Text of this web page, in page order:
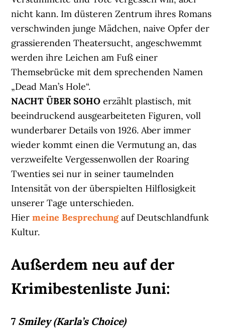
nicht kann. Im düsteren Zentrum ihres Romans
verschwinden junge Mädchen, naive Opfer der
grassierenden Theatersucht, angeschwemmt
werden ihre Leichen am Fuß einer
Themsebrücke mit dem sprechenden Namen
„Dead Man’s Hole“.
NACHT ÜBER SOHO erzählt plastisch, mit
beeindruckend ausgearbeiteten Figuren, voll
wunderbarer Details von 1926. Aber immer
wieder kommt einen die Vermutung an, das
verzweifelte Vergessenwollen der Roaring
Twenties sei nur in seiner taumelnden
Intensität von der überspielten Hilflosigkeit
unserer Tage unterschieden.
Hiermeine Besprechungauf Deutschlandfunk
Kultur.
Außerdem neu auf der
Krimibestenliste Juni:
7 Smiley (Karla’s Choice)